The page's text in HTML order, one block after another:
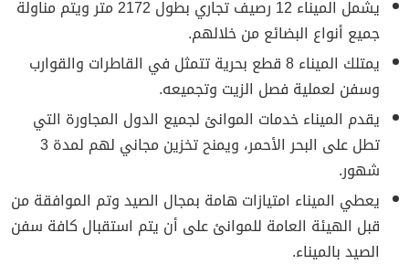
يشمل الميناء 12 رصيف تجاري بطول 2172 متر ويتم مناولة
جميع أنواع البضائع من خلالهم.
يمتلك الميناء 8 قطع بحرية تتمثل في القاطرات والقوارب
وسفن لعملية فصل الزيت وتجميعه.
يقدم الميناء خدمات الموانئ لجميع الدول المجاورة التي
تطل على البحر الأحمر، ويمنح تخزين مجاني لهم لمدة 3
شهور.
يعطي الميناء امتيازات هامة بمجال الصيد وتم الموافقة من
قبل الهيئة العامة للموانئ على أن يتم استقبال كافة سفن
الصيد بالميناء.